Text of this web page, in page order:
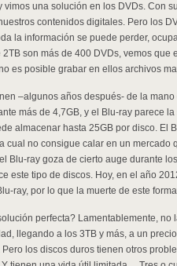
una solución en los DVDs. Con
contenidos digitales. Pero los
la información se puede perder,
son más de 400 DVDs, vemos
es posible grabar en ellos archivos
–algunos años después- de la
más de 4,7GB, y el Blu-ray parece
almacenar hasta 25GB por disco. El
cual no consigue calar en un
Blu-ray goza de cierto auge durante
este tipo de discos. Hoy, en el año
ray, por lo que la muerte de este
perfecta? Lamentablemente,
llegando a los 3TB y más, a un
los discos duros tienen otros